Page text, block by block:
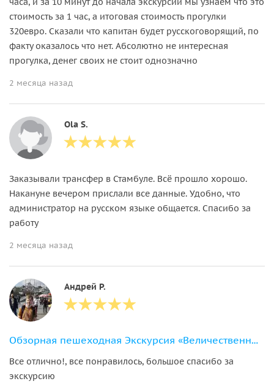
стоимость за 1 час, а итоговая стоимость прогулки
320евро. Сказали что капитан будет русскоговорящий, по
факту оказалось что нет. Абсолютно не интересная
прогулка, денег своих не стоит однозначно
2 месяца назад
Ola S.
Заказывали трансфер в Стамбуле. Всё прошло хорошо.
Накануне вечером прислали все данные. Удобно, что
администратор на русском языке общается. Спасибо за
работу
2 месяца назад
Андрей Р.
Обзорная пешеходная Экскурсия «Величественный Стамбул»
Все отлично!, все понравилось, большое спасибо за
экскурсию